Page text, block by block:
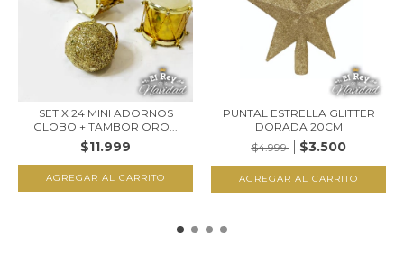
SET X 24 MINI ADORNOS
GLOBO + TAMBOR ORO...
$11.999
PUNTAL ESTRELLA GLITTER
DORADA 20CM
$4.999
$3.500